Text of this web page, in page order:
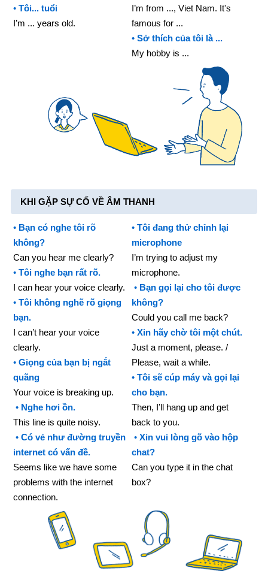
• Tôi... tuổi
I’m ... years old.
I’m from ..., Viet Nam. It's
famous for ...
• Sở thích của tôi là ...
My hobby is ...
KHI GẶP SỰ CỐ VỀ ÂM THANH
• Bạn có nghe tôi rõ
không?
Can you hear me clearly?
• Tôi nghe bạn rất rõ.
I can hear your voice clearly.
• Tôi không nghẽ rõ giọng
bạn.
I can’t hear your voice
clearly.
• Giọng của bạn bị ngắt
quãng
Your voice is breaking up.
• Nghe hơi ồn.
This line is quite noisy.
• Có vẻ như đường truyền
internet có vấn đề.
Seems like we have some
problems with the internet
connection.
• Tôi đang thử chỉnh lại
microphone
I’m trying to adjust my
microphone.
• Bạn gọi lại cho tôi được
không?
Could you call me back?
• Xin hãy chờ tôi một chút.
Just a moment, please. /
Please, wait a while.
• Tôi sẽ cúp máy và gọi lại
cho bạn.
Then, I’ll hang up and get
back to you.
• Xin vui lòng gõ vào hộp
chat?
Can you type it in the chat
box?